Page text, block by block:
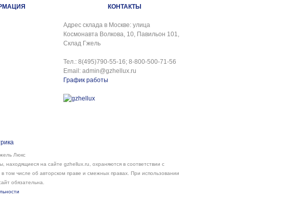
КОНТАКТЫ
Адрес склада в Москве: улица
Космонавта Волкова, 10, Павильон 101,
Склад Гжель
Тел.: 8(495)790-55-16; 8-800-500-71-56
Email: admin@gzhellux.ru
График работы
Люкс
находящиеся на сайте gzhellux.ru, охраняются в соответствии с
том числе об авторском праве и смежных правах. При использовании
обязательна.